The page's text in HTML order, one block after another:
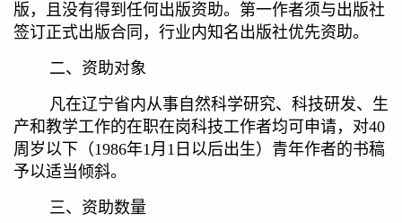
版，且没有得到任何出版资助。第一作者须与出版社
签订正式出版合同，行业内知名出版社优先资助。
二、资助对象
凡在辽宁省内从事自然科学研究、科技研发、生
产和教学工作的在职在岗科技工作者均可申请，对40
周岁以下（1986年1月 1 日以后出生）青年作者的书稿
予以适当倾斜。
三、资助数量